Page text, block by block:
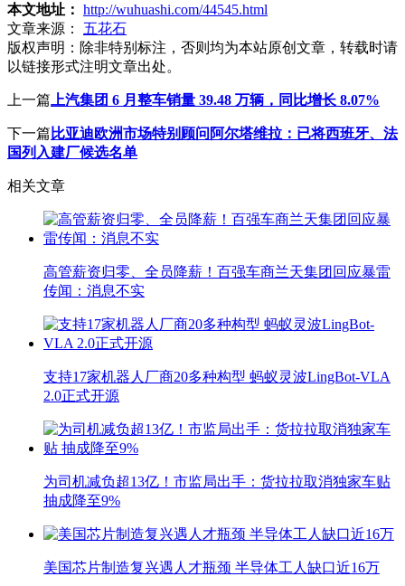
本文地址： http://wuhuashi.com/44545.html
文章来源：
五花石
版权声明： 除非特别标注，否则均为本站原创文章，转载时请
以链接形式注明文章出处。
上一篇 上汽集团 6 月整车销量 39.48 万辆，同比增长 8.07%
下一篇 比亚迪欧洲市场特别顾问阿尔塔维拉：已将西班牙、法
国列入建厂候选名单
相关文章
高管薪资归零、全员降薪！百强车商兰天集团回应暴雷
传闻：消息不实
支持17家机器人厂商20多种构型 蚂蚁灵波LingBot-VLA
2.0正式开源
为司机减负超13亿！市监局出手：货拉拉取消独家车贴
抽成降至9%
美国芯片制造复兴遇人才瓶颈 半导体工人缺口近16万